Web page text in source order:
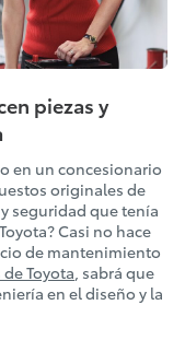
piezas y
en un concesionario
originales de
seguridad que tenía
Casi no hace
de mantenimiento
Toyota, sabrá que
en el diseño y la